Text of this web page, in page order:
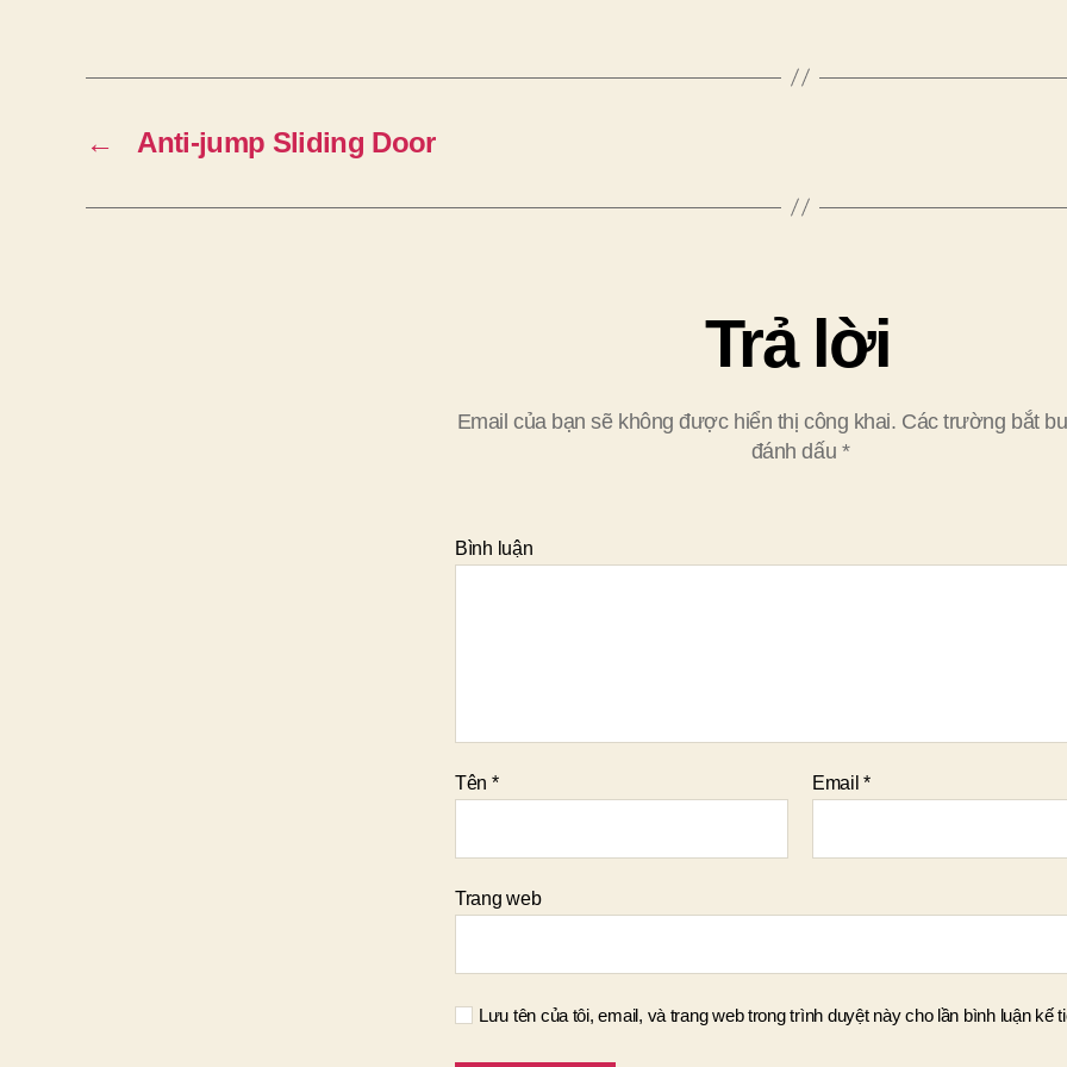
← Anti-jump Sliding Door
Trả lời
Email của bạn sẽ không được hiển thị công khai. Các trường bắt
đánh dấu *
Bình luận
Tên * Email*
Trang web
Lưu tên của tôi, email, và trang web trong trình duyệt này cho lần bình luận kế